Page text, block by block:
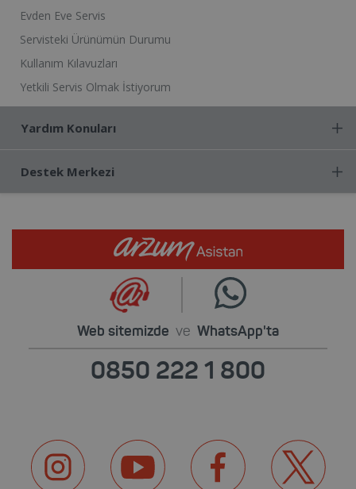
Evden Eve Servis
Servisteki Ürünümün Durumu
Kullanım Kılavuzları
Yetkili Servis Olmak İstiyorum
Yardım Konuları
Destek Merkezi
Web sitemizde ve WhatsApp'ta
0850 222 1 800